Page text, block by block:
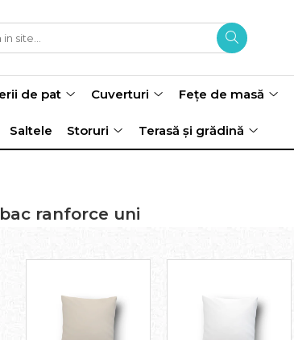
de pat Cuverturi Fețe de masă
Saltele Storuri Terasă și grădină
ranforce uni